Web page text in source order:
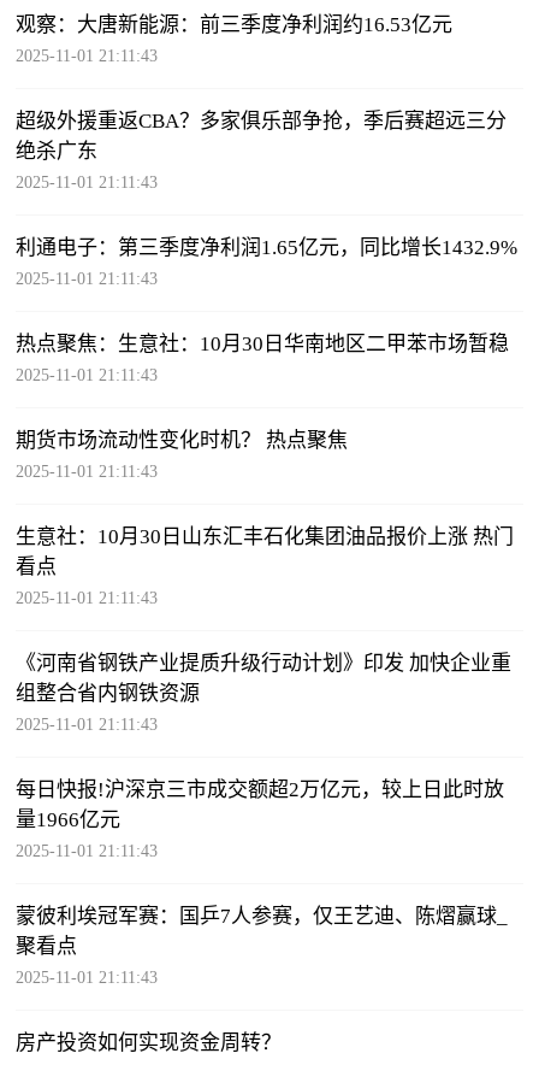
观察：大唐新能源：前三季度净利润约16.53亿元
2025-11-01 21:11:43
超级外援重返CBA？多家俱乐部争抢，季后赛超远三分
绝杀广东
2025-11-01 21:11:43
利通电子：第三季度净利润1.65亿元，同比增长1432.9%
2025-11-01 21:11:43
热点聚焦：生意社：10月30日华南地区二甲苯市场暂稳
2025-11-01 21:11:43
期货市场流动性变化时机？ 热点聚焦
2025-11-01 21:11:43
生意社：10月30日山东汇丰石化集团油品报价上涨 热门
看点
2025-11-01 21:11:43
《河南省钢铁产业提质升级行动计划》印发 加快企业重
组整合省内钢铁资源
2025-11-01 21:11:43
每日快报!沪深京三市成交额超2万亿元，较上日此时放
量1966亿元
2025-11-01 21:11:43
蒙彼利埃冠军赛：国乒7人参赛，仅王艺迪、陈熠赢球_
聚看点
2025-11-01 21:11:43
房产投资如何实现资金周转？